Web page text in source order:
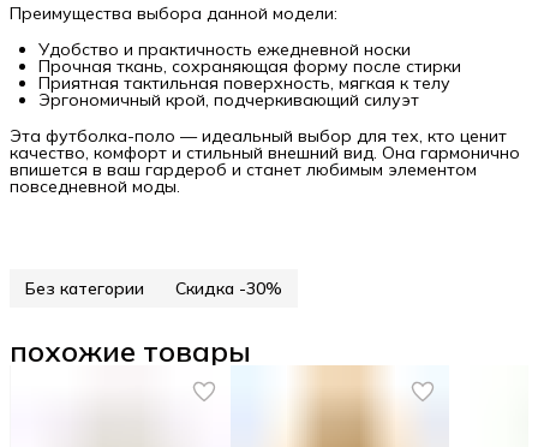
Преимущества выбора данной модели:
Удобство и практичность ежедневной носки
Прочная ткань, сохраняющая форму после стирки
Приятная тактильная поверхность, мягкая к телу
Эргономичный крой, подчеркивающий силуэт
Эта футболка-поло — идеальный выбор для тех, кто ценит
качество, комфорт и стильный внешний вид. Она гармонично
впишется в ваш гардероб и станет любимым элементом
повседневной моды.
Без категории Скидка -30%
похожие товары